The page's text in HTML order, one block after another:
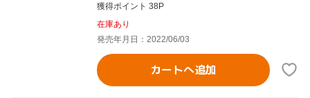
獲得ポイント 38P
在庫あり
発売年月日：2022/06/03
カートへ追加